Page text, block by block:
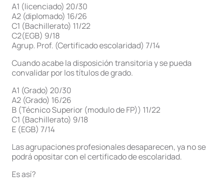
A1 (licenciado) 20/30
A2 (diplomado) 16/26
C1 (Bachillerato) 11/22
C2(EGB) 9/18
Agrup. Prof. (Certificado escolaridad) 7/14
Cuando acabe la disposición transitoria y se pueda
convalidar por los títulos de grado.
A1 (Grado) 20/30
A2 (Grado) 16/26
B (Técnico Superior (modulo de FP)) 11/22
C1 (Bachillerato) 9/18
E (EGB) 7/14
Las agrupaciones profesionales desaparecen, ya no se
podrá opositar con el certificado de escolaridad.
Es así?